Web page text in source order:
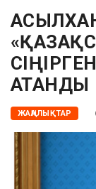
АТАНДЫ
ЖАҢАЛЫҚТАР